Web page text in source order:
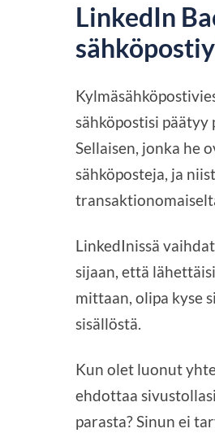
LinkedIn
sähköpostisi
Sellaisen, jonka he
sähköposteja, ja
LinkedInissä
sijaan, että
mittaan, olipa kyse
sisällöstä.
Kun olet luonut
ehdottaa
parasta? Sinun ei